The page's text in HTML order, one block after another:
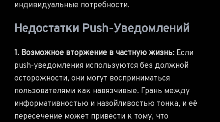
индивидуальные потребности.
Недостатки Push-Уведомлений
1. Возможное вторжение в частную жизнь: Если
push-уведомления используются без должной
осторожности, они могут восприниматься
пользователями как навязчивые. Грань между
информативностью и назойливостью тонка, и её
пересечение может привести к тому, что